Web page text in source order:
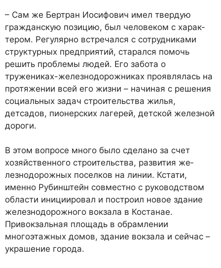
– Сам же Бертран Иосифович имел твердую
гражданскую по­зицию, был человеком с харак­
тером. Регулярно встречался с сотрудниками
структурных предприятий, старался помочь
решить проблемы людей. Его забота о
тружениках-железно­дорожниках проявлялась на
протяжении всей его жизни – начиная с решения
социальных задач строительства жилья,
детсадов, пионерских лагерей, детской железной
дороги.
В этом вопросе много было сделано за счет
хозяйственно­го строительства, развития же­
лезнодорожных поселков на линии. Кстати,
именно Рубин­штейн совместно с руковод­ством
области инициировал и построил новое здание
желез­нодорожного вокзала в Коста­нае.
Привокзальная площадь в обрамлении
многоэтажных до­мов, здание вокзала и сейчас –
украшение города.